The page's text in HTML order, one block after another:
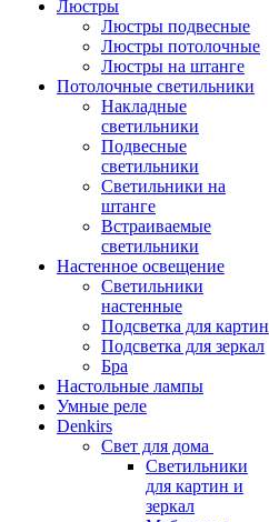
Люстры
Люстры подвесные
Люстры потолочные
Люстры на штанге
Потолочные светильники
Накладные
светильники
Подвесные
светильники
Светильники на
штанге
Встраиваемые
светильники
Настенное освещение
Светильники
настенные
Подсветка для картин
Подсветка для зеркал
Бра
Настольные лампы
Умные реле
Denkirs
Свет для дома
Светильники
для картин и
зеркал